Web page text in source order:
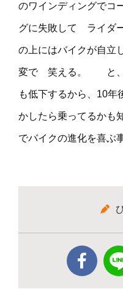
のワインディングでコ
グに失敗して ライダ
の上にはバイクが自立
変で 笑える。 と、
も低下するから、10
かしたら乗ってるか
でバイクの進化を喜ぶ